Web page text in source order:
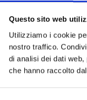
Questo sito web
Utilizziamo i cookie
nostro traffico.
di analisi dei dati
che hanno raccolto
des détecteurs
Enea - Matériaux
- Matériaux(2)